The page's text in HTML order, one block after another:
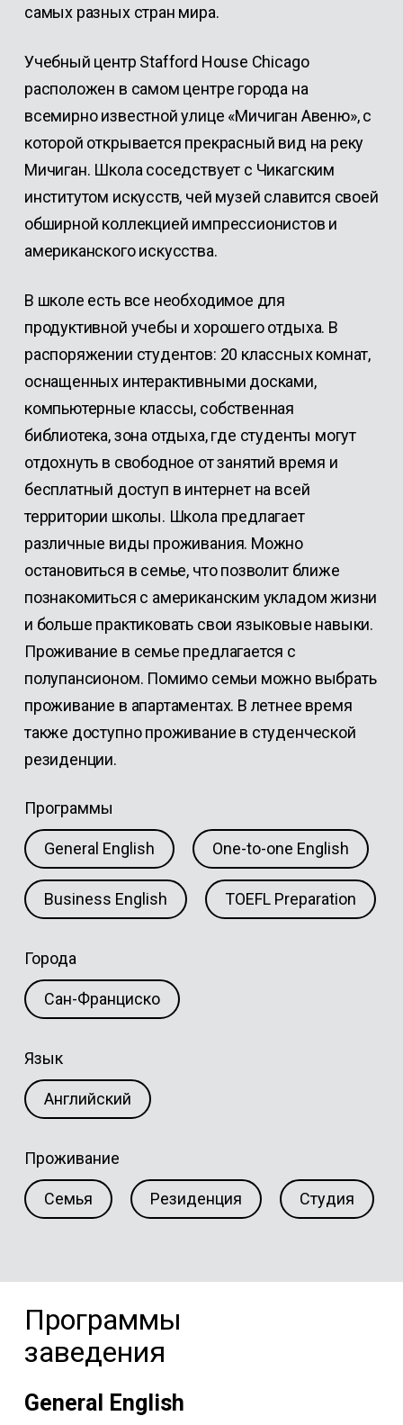
самых разных стран мира.
Учебный центр Stafford House Chicago
расположен в самом центре города на
всемирно известной улице «Мичиган Авеню», с
которой открывается прекрасный вид на реку
Мичиган. Школа соседствует с Чикагским
институтом искусств, чей музей славится своей
обширной коллекцией импрессионистов и
американского искусства.
В школе есть все необходимое для
продуктивной учебы и хорошего отдыха. В
распоряжении студентов: 20 классных комнат,
оснащенных интерактивными досками,
компьютерные классы, собственная
библиотека, зона отдыха, где студенты могут
отдохнуть в свободное от занятий время и
бесплатный доступ в интернет на всей
территории школы. Школа предлагает
различные виды проживания. Можно
остановиться в семье, что позволит ближе
познакомиться с американским укладом жизни
и больше практиковать свои языковые навыки.
Проживание в семье предлагается с
полупансионом. Помимо семьи можно выбрать
проживание в апартаментах. В летнее время
также доступно проживание в студенческой
резиденции.
Программы
General English One-to-one English
Business English TOEFL Preparation
Города
Сан-Франциско
Язык
Английский
Проживание
Семья Резиденция Студия
Программы
заведения
General English